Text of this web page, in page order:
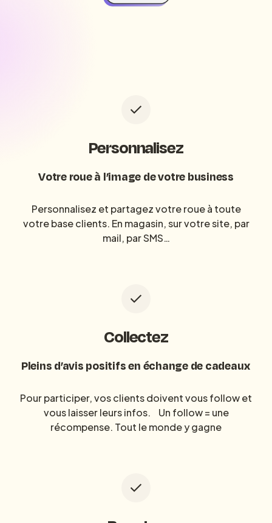
Personnalisez
Votre roue à l’image de votre business
Personnalisez et partagez votre roue à toute
votre base clients. En magasin, sur votre site, par
mail, par SMS…
Collectez
Pleins d’avis positifs en échange de cadeaux
Pour participer, vos clients doivent vous follow et
vous laisser leurs infos. Un follow = une
récompense. Tout le monde y gagne